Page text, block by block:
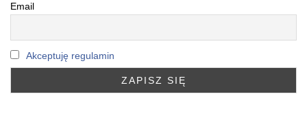
Email
Akceptuję regulamin